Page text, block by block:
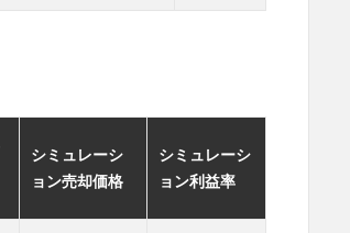
シミュレーシ
ョン売却価格
シミュレーシ
ョン利益率